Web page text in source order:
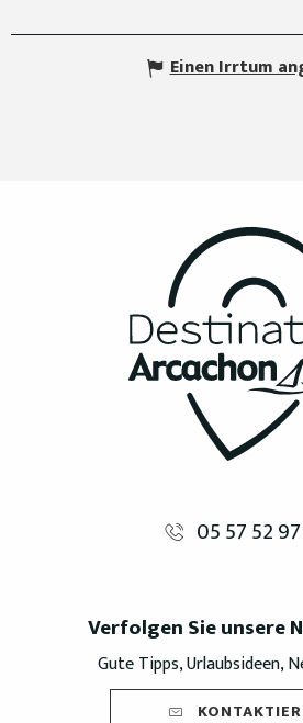
Einen Irrtum
05 57 52
Verfolgen Sie unsere
Gute Tipps, Urlaubsideen,